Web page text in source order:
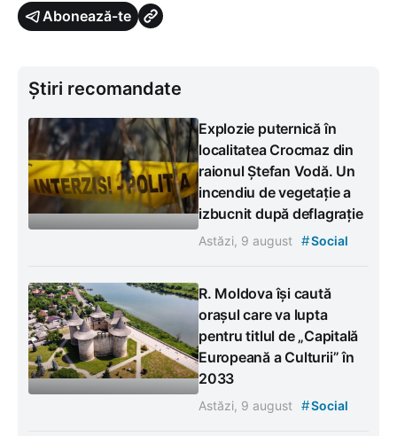
Abonează-te
Știri recomandate
Explozie puternică în
localitatea Crocmaz din
raionul Ștefan Vodă. Un
incendiu de vegetație a
izbucnit după deflagrație
Astăzi, 9 august #Social
R. Moldova își caută
orașul care va lupta
pentru titlul de „Capitală
Europeană a Culturii” în
2033
Astăzi, 9 august #Social